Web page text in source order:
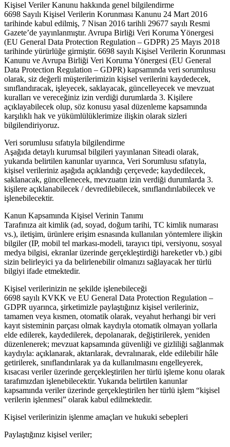
Kişisel Veriler Kanunu hakkında genel bilgilendirme
6698 Sayılı Kişisel Verilerin Korunması Kanunu 24 Mart 2016
tarihinde kabul edilmiş, 7 Nisan 2016 tarihli 29677 sayılı Resmi
Gazete’de yayınlanmıştır. Avrupa Birliği Veri Koruma Yönergesi
(EU General Data Protection Regulation – GDPR) 25 Mayıs 2018
tarihinde yürürlüğe girmiştir. 6698 sayılı Kişisel Verilerin Korunması
Kanunu ve Avrupa Birliği Veri Koruma Yönergesi (EU General
Data Protection Regulation – GDPR) kapsamında veri sorumlusu
olarak, siz değerli müşterilerimizin kişisel verilerini kaydedecek,
sınıflandıracak, işleyecek, saklayacak, güncelleyecek ve mevzuat
kuralları ve vereceğiniz izin verdiği durumlarda 3. Kişilere
açıklayabilecek olup, söz konusu yasal düzenleme kapsamında
karşılıklı hak ve yükümlülüklerimize ilişkin olarak sizleri
bilgilendiriyoruz.
Veri sorumlusu sıfatıyla bilgilendirme
Aşağıda detaylı kurumsal bilgileri yayınlanan Siteadi olarak,
yukarıda belirtilen kanunlar uyarınca, Veri Sorumlusu sıfatıyla,
kişisel verileriniz aşağıda açıklandığı çerçevede; kaydedilecek,
saklanacak, güncellenecek, mevzuatın izin verdiği durumlarda 3.
kişilere açıklanabilecek / devredilebilecek, sınıflandırılabilecek ve
işlenebilecektir.
Kanun Kapsamında Kişisel Verinin Tanımı
Tarafınıza ait kimlik (ad, soyad, doğum tarihi, TC kimlik numarası
vs.), iletişim, ürünlere erişim esnasında kullanılan yöntemlere ilişkin
bilgiler (IP, mobil tel markası-modeli, tarayıcı tipi, versiyonu, sosyal
medya bilgisi, ekranlar üzerinde gerçekleştirdiği hareketler vb.) gibi
sizin belirleyici ya da belirlenebilir olmanızı sağlayacak her türlü
bilgiyi ifade etmektedir.
Kişisel verilerinizin ne şekilde işlenebileceği
6698 sayılı KVKK ve EU General Data Protection Regulation –
GDPR uyarınca, şirketimizle paylaştığınız kişisel verileriniz,
tamamen veya kısmen, otomatik olarak, veyahut herhangi bir veri
kayıt sisteminin parçası olmak kaydıyla otomatik olmayan yollarla
elde edilerek, kaydedilerek, depolanarak, değiştirilerek, yeniden
düzenlenerek; mevzuat kapsamında güvenliği ve gizliliği sağlanmak
kaydıyla: açıklanarak, aktarılarak, devralınarak, elde edilebilir hâle
getirilerek, sınıflandırılarak ya da kullanılmasını engelleyerek,
kısacası veriler üzerinde gerçekleştirilen her türlü işleme konu olarak
tarafımızdan işlenebilecektir. Yukarıda belirtilen kanunlar
kapsamında veriler üzerinde gerçekleştirilen her türlü işlem “kişisel
verilerin işlenmesi” olarak kabul edilmektedir.
Kişisel verilerinizin işlenme amaçları ve hukuki sebepleri
Paylaştığınız kişisel veriler;